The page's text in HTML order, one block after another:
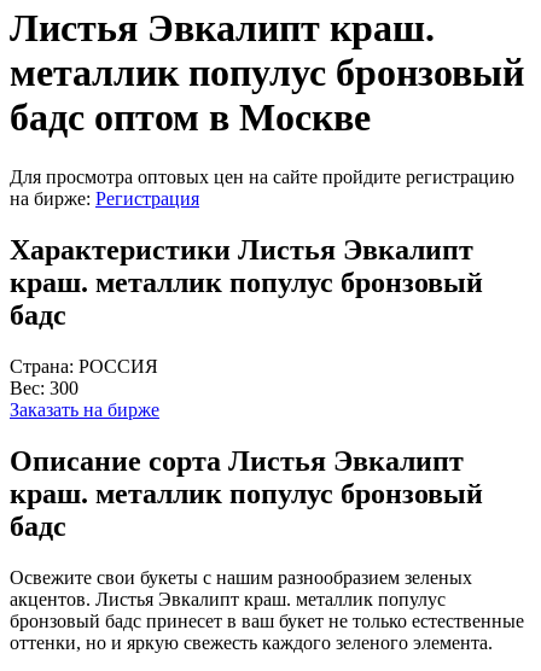
Листья Эвкалипт краш.
металлик популус бронзовый
бадс оптом в Москве
Для просмотра оптовых цен на сайте пройдите регистрацию
на бирже: Регистрация
Характеристики Листья Эвкалипт
краш. металлик популус бронзовый
бадс
Страна: РОССИЯ
Вес: 300
Заказать на бирже
Описание сорта Листья Эвкалипт
краш. металлик популус бронзовый
бадс
Освежите свои букеты с нашим разнообразием зеленых
акцентов. Листья Эвкалипт краш. металлик популус
бронзовый бадс принесет в ваш букет не только естественные
оттенки, но и яркую свежесть каждого зеленого элемента.